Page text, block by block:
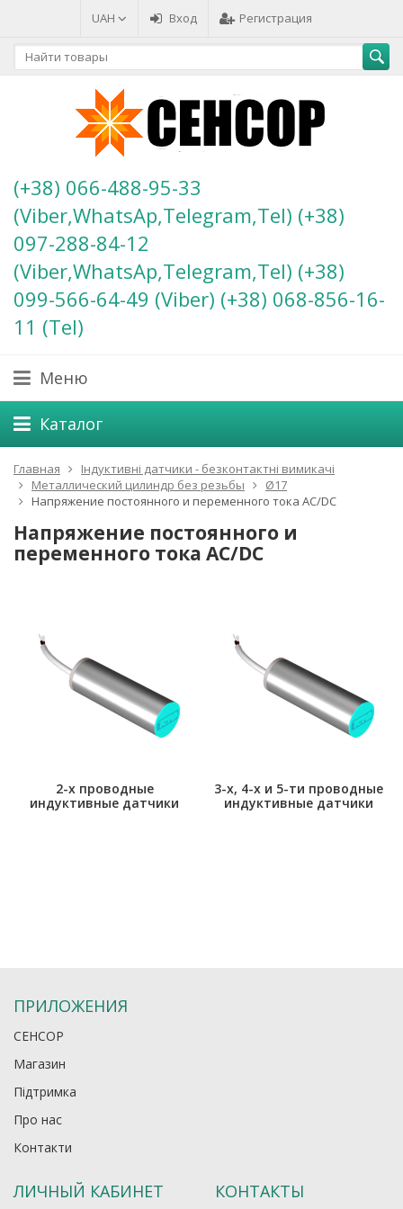
UAH Вход Регистрация
(+38) 066-488-95-33
(Viber,WhatsAp,Telegram,Tel) (+38)
097-288-84-12
(Viber,WhatsAp,Telegram,Tel) (+38)
099-566-64-49 (Viber) (+38) 068-856-16-
11 (Теl)
Меню
Каталог
Главная
Індуктивні датчики - безконтактні вимикачі
Металлический цилиндр без резьбы
Ø17
Напряжение постоянного и переменного тока AC/DC
Напряжение постоянного и
переменного тока AC/DC
2-х проводные
индуктивные датчики
3-х, 4-х и 5-ти проводные
индуктивные датчики
ПРИЛОЖЕНИЯ
СЕНСОР
Магазин
Підтримка
Про нас
Контакти
ЛИЧНЫЙ КАБИНЕТ КОНТАКТЫ